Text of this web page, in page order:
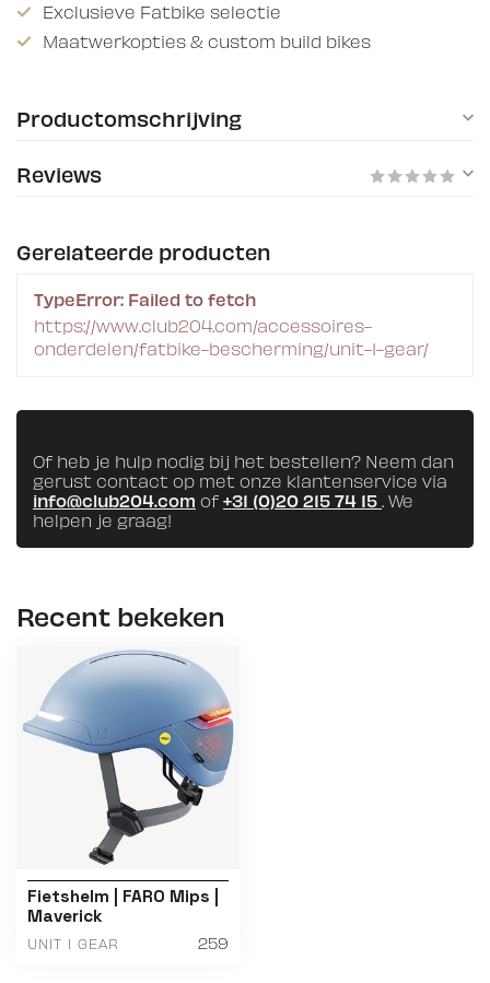
Exclusieve Fatbike selectie
Maatwerkopties & custom build bikes
Productomschrijving
Reviews
Gerelateerde producten
TypeError: Failed to fetch
https://www.club204.com/accessoires-
onderdelen/fatbike-bescherming/unit-1-gear/
Of heb je hulp nodig bij het bestellen? Neem dan
gerust contact op met onze klantenservice via
info@club204.com of +31 (0)20 215 74 15 . We
helpen je graag!
Recent bekeken
Fietshelm | FARO Mips |
Maverick
UNIT 1 GEAR 259